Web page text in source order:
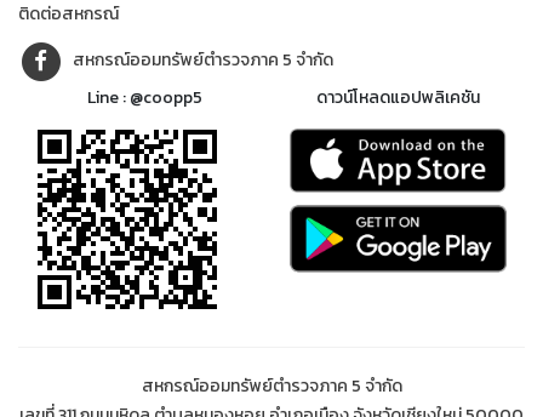
ติดต่อสหกรณ์
สหกรณ์ออมทรัพย์ตำรวจภาค 5 จำกัด
Line : @coopp5
ดาวน์โหลดแอปพลิเคชัน
สหกรณ์ออมทรัพย์ตำรวจภาค 5 จำกัด